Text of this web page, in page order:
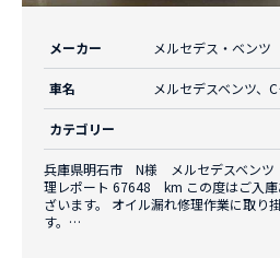
メーカー メルセデス・ベンツ
車名 メルセデスベンツ、
カテゴリー
兵庫県明石市 N様 メルセデスベン
理レポート 67648 km この度はご入庫
ざいます。 オイル漏れ修理作業に取り
す。…